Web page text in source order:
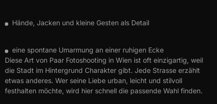
Hände, Jacken und kleine Gesten als Detail
eine spontane Umarmung an einer ruhigen Ecke
Diese Art von Paar Fotoshooting in Wien ist oft einzigartig, weil
die Stadt im Hintergrund Charakter gibt. Jede Strasse erzählt
etwas anderes. Wer seine Liebe urban, leicht und stilvoll
festhalten möchte, wird hier schnell die passende Wahl finden.